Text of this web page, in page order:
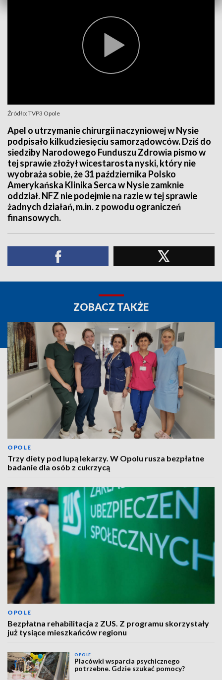
Źródło: TVP3 Opole
Apel o utrzymanie chirurgii naczyniowej w Nysie
podpisało kilkudziesięciu samorządowców. Dziś do
siedziby Narodowego Funduszu Zdrowia pismo w
tej sprawie złożył wicestarosta nyski, który nie
wyobraża sobie, że 31 października Polsko
Amerykańska Klinika Serca w Nysie zamknie
oddział. NFZ nie podejmie na razie w tej sprawie
żadnych działań, m.in. z powodu ograniczeń
finansowych.
ZOBACZ TAKŻE
OPOLE
Trzy diety pod lupą lekarzy. W Opolu rusza bezpłatne
badanie dla osób z cukrzycą
OPOLE
Bezpłatna rehabilitacja z ZUS. Z programu skorzystały
już tysiące mieszkańców regionu
OPOLE
Placówki wsparcia psychicznego
potrzebne. Gdzie szukać pomocy?